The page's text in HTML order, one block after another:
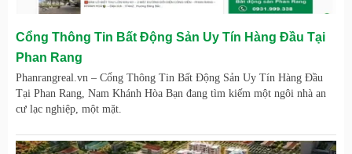
Cổng Thông Tin Bất Động Sản Uy Tín Hàng Đầu Tại
Phan Rang
Phanrangreal.vn – Cổng Thông Tin Bất Động Sản Uy Tín Hàng Đầu
Tại Phan Rang, Nam Khánh Hòa Bạn đang tìm kiếm một ngôi nhà an
cư lạc nghiệp, một mặt.